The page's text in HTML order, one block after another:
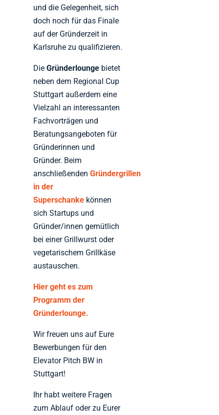
und die Gelegenheit, sich
doch noch für das Finale
auf der Gründerzeit in
Karlsruhe zu qualifizieren.
DieGründerlounge bietet
neben dem Regional Cup
Stuttgart außerdem eine
Vielzahl an interessanten
Fachvorträgen und
Beratungsangeboten für
Gründerinnen und
Gründer. Beim
anschließendenGründergrillen
in der
Superschanke können
sich Startups und
Gründer/innen gemütlich
bei einer Grillwurst oder
vegetarischem Grillkäse
austauschen.
Hier geht es zum
Programm der
Gründerlounge.
Wir freuen uns auf Eure
Bewerbungen für den
Elevator Pitch BW in
Stuttgart!
Ihr habt weitere Fragen
zum Ablauf oder zu Eurer